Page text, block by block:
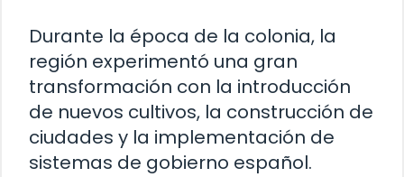
Durante la época de la colonia, la
región experimentó una gran
transformación con la introducción
de nuevos cultivos, la construcción de
ciudades y la implementación de
sistemas de gobierno español.